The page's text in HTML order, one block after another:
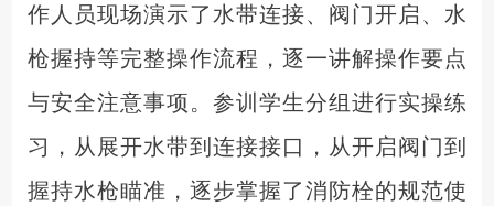
作人员现场演示了水带连接、阀门开启、水
枪握持等完整操作流程，逐一讲解操作要点
与安全注意事项。参训学生分组进行实操练
习，从展开水带到连接接口，从开启阀门到
握持水枪瞄准，逐步掌握了消防栓的规范使